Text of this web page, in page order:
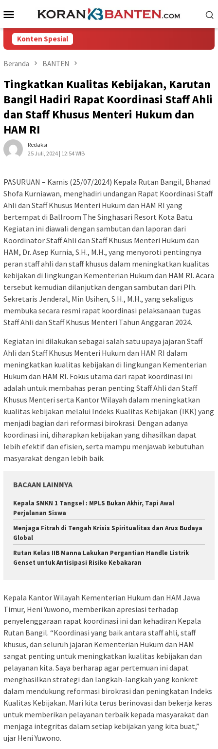
ke
Menu
Mobile
Konten Spesial
Beranda BANTEN
Tingkatkan Kualitas Kebijakan, Karutan
Bangil Hadiri Rapat Koordinasi Staff Ahli
dan Staff Khusus Menteri Hukum dan
HAM RI
Redaksi
25 Juli, 2024 | 12:54 WIB
PASURUAN – Kamis (25/07/2024) Kepala Rutan Bangil, Bhanad
Shofa Kurniawan, menghadiri undangan Rapat Koordinasi Staff
Ahli dan Staff Khusus Menteri Hukum dan HAM RI yang
bertempat di Ballroom The Singhasari Resort Kota Batu.
Kegiatan ini diawali dengan sambutan dan laporan dari
Koordinator Staff Ahli dan Staff Khusus Menteri Hukum dan
HAM, Dr. Asep Kurnia, S.H., M.H., yang menyoroti pentingnya
peran staff ahli dan staff khusus dalam meningkatkan kualitas
kebijakan di lingkungan Kementerian Hukum dan HAM RI. Acara
tersebut kemudian dilanjutkan dengan sambutan dari Plh.
Sekretaris Jenderal, Min Usihen, S.H., M.H., yang sekaligus
membuka secara resmi rapat koordinasi pelaksanaan tugas
Staff Ahli dan Staff Khusus Menteri Tahun Anggaran 2024.
Kegiatan ini dilakukan sebagai salah satu upaya jajaran Staff
Ahli dan Staff Khusus Menteri Hukum dan HAM RI dalam
meningkatkan kualitas kebijakan di lingkungan Kementerian
Hukum dan HAM RI. Fokus utama dari rapat koordinasi ini
adalah untuk membahas peran penting Staff Ahli dan Staff
Khusus Menteri serta Kantor Wilayah dalam meningkatkan
kualitas kebijakan melalui Indeks Kualitas Kebijakan (IKK) yang
menjadi bagian dari reformasi birokrasi. Dengan adanya
koordinasi ini, diharapkan kebijakan yang dihasilkan dapat
lebih efektif dan efisien, serta mampu menjawab kebutuhan
masyarakat dengan lebih baik.
BACAAN LAINNYA
Kepala SMKN 1 Tangsel : MPLS Bukan Akhir, Tapi Awal
Perjalanan Siswa
Menjaga Fitrah di Tengah Krisis Spiritualitas dan Arus Budaya
Global
Rutan Kelas IIB Manna Lakukan Pergantian Handle Listrik
Genset untuk Antisipasi Risiko Kebakaran
Kepala Kantor Wilayah Kementerian Hukum dan HAM Jawa
Timur, Heni Yuwono, memberikan apresiasi terhadap
penyelenggaraan rapat koordinasi ini dan kehadiran Kepala
Rutan Bangil. “Koordinasi yang baik antara staff ahli, staff
khusus, dan seluruh jajaran Kementerian Hukum dan HAM
sangat penting untuk meningkatkan kualitas kebijakan dan
pelayanan kita. Saya berharap agar pertemuan ini dapat
menghasilkan strategi dan langkah-langkah yang konkret
dalam mendukung reformasi birokrasi dan peningkatan Indeks
Kualitas Kebijakan. Mari kita terus berinovasi dan bekerja keras
untuk memberikan pelayanan terbaik kepada masyarakat dan
menjaga integritas dalam setiap kebijakan yang kita buat,”
ujar Heni Yuwono.